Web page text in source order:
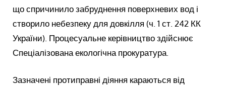
що спричинило забруднення поверхневих вод і
створило небезпеку для довкілля (ч. 1 ст. 242 КК
України). Процесуальне керівництво здійснює
Спеціалізована екологічна прокуратура.
Зазначені протиправні діяння караються від